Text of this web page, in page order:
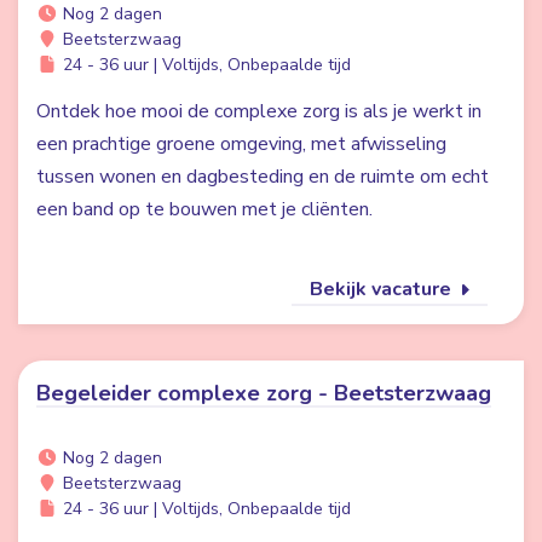
Nog 2 dagen
Beetsterzwaag
24 - 36 uur | Voltijds, Onbepaalde tijd
Ontdek hoe mooi de complexe zorg is als je werkt in
een prachtige groene omgeving, met afwisseling
tussen wonen en dagbesteding en de ruimte om echt
een band op te bouwen met je cliënten.
Bekijk vacature
Begeleider complexe zorg - Beetsterzwaag
Nog 2 dagen
Beetsterzwaag
24 - 36 uur | Voltijds, Onbepaalde tijd